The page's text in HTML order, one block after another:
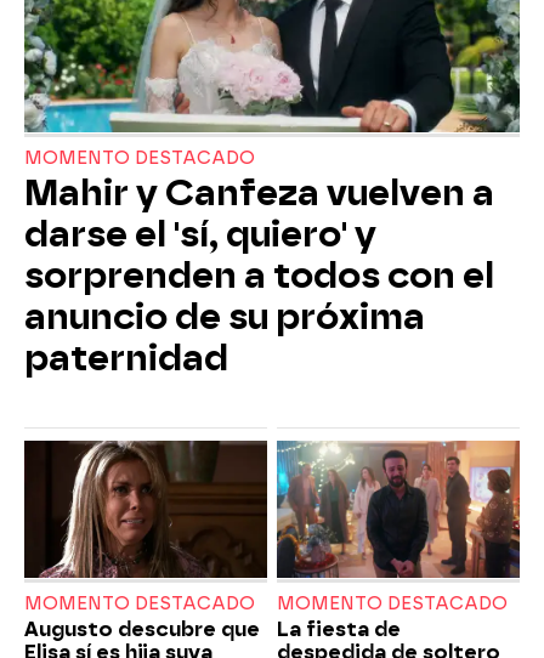
MOMENTO DESTACADO
Mahir y Canfeza vuelven a
darse el 'sí, quiero' y
sorprenden a todos con el
anuncio de su próxima
paternidad
MOMENTO DESTACADO
Augusto descubre que
Elisa sí es hija suya
MOMENTO DESTACADO
La fiesta de
despedida de soltero